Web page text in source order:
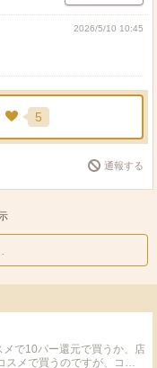
2026/5/10 10:45
5
通報する
で10パー還元で買うか、店
スメで買うのですが、コス